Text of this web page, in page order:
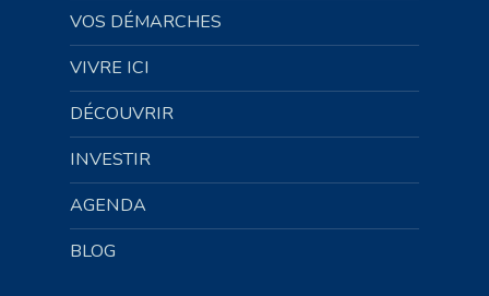
VOS DÉMARCHES
VIVRE ICI
DÉCOUVRIR
INVESTIR
AGENDA
BLOG